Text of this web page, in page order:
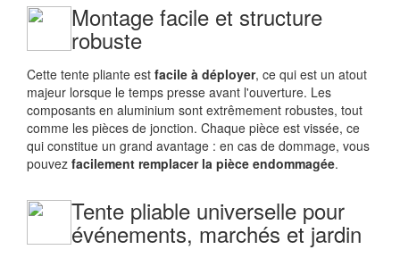
Montage facile et structure
robuste
Cette tente pliante est facile à déployer, ce qui est un atout
majeur lorsque le temps presse avant l'ouverture. Les
composants en aluminium sont extrêmement robustes, tout
comme les pièces de jonction. Chaque pièce est vissée, ce
qui constitue un grand avantage : en cas de dommage, vous
pouvez facilement remplacer la pièce endommagée.
Tente pliable universelle pour
événements, marchés et jardin